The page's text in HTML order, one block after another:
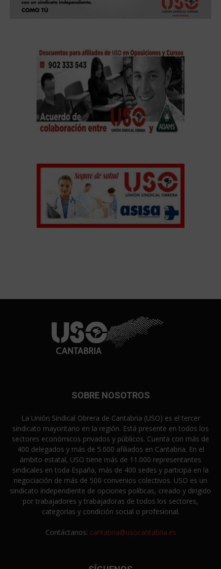
SOBRE NOSOTROS
La Unión Sindical Obrera de Cantabria (USO) es el tercer
sindicato mayoritario en la región. Está presente en todos los
sectores económicos privados y públicos. Cuenta con más de
400 delegados y más de 5.000 afiliados en Cantabria. En el
ámbito estatal, USO tiene más de 11.000 representantes
sindicales en toda España, más de 400 sedes y participa en la
negociación de más de 500 convenios colectivos. USO es un
sindicato independiente de opciones políticas, creado y dirigido
por trabajadores y trabajadoras de todos los sectores,
categorías y condición social o profesional.
Contáctanos: cantabria@usocantabria.es